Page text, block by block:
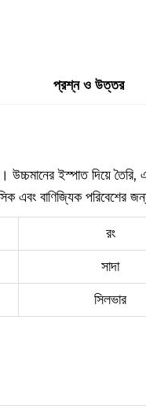
প্রশ্ন ও উত্তর
ইস্পাত দিয়ে তৈরি,
এবং বাণিজ্যিক পরিবেশের
রং
সাদা
সিলভার